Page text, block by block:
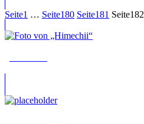
Seite1 … Seite180 Seite181 Seite182